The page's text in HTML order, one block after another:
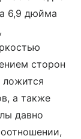
6,9 дюйма
сторон
ложится
а также
давно